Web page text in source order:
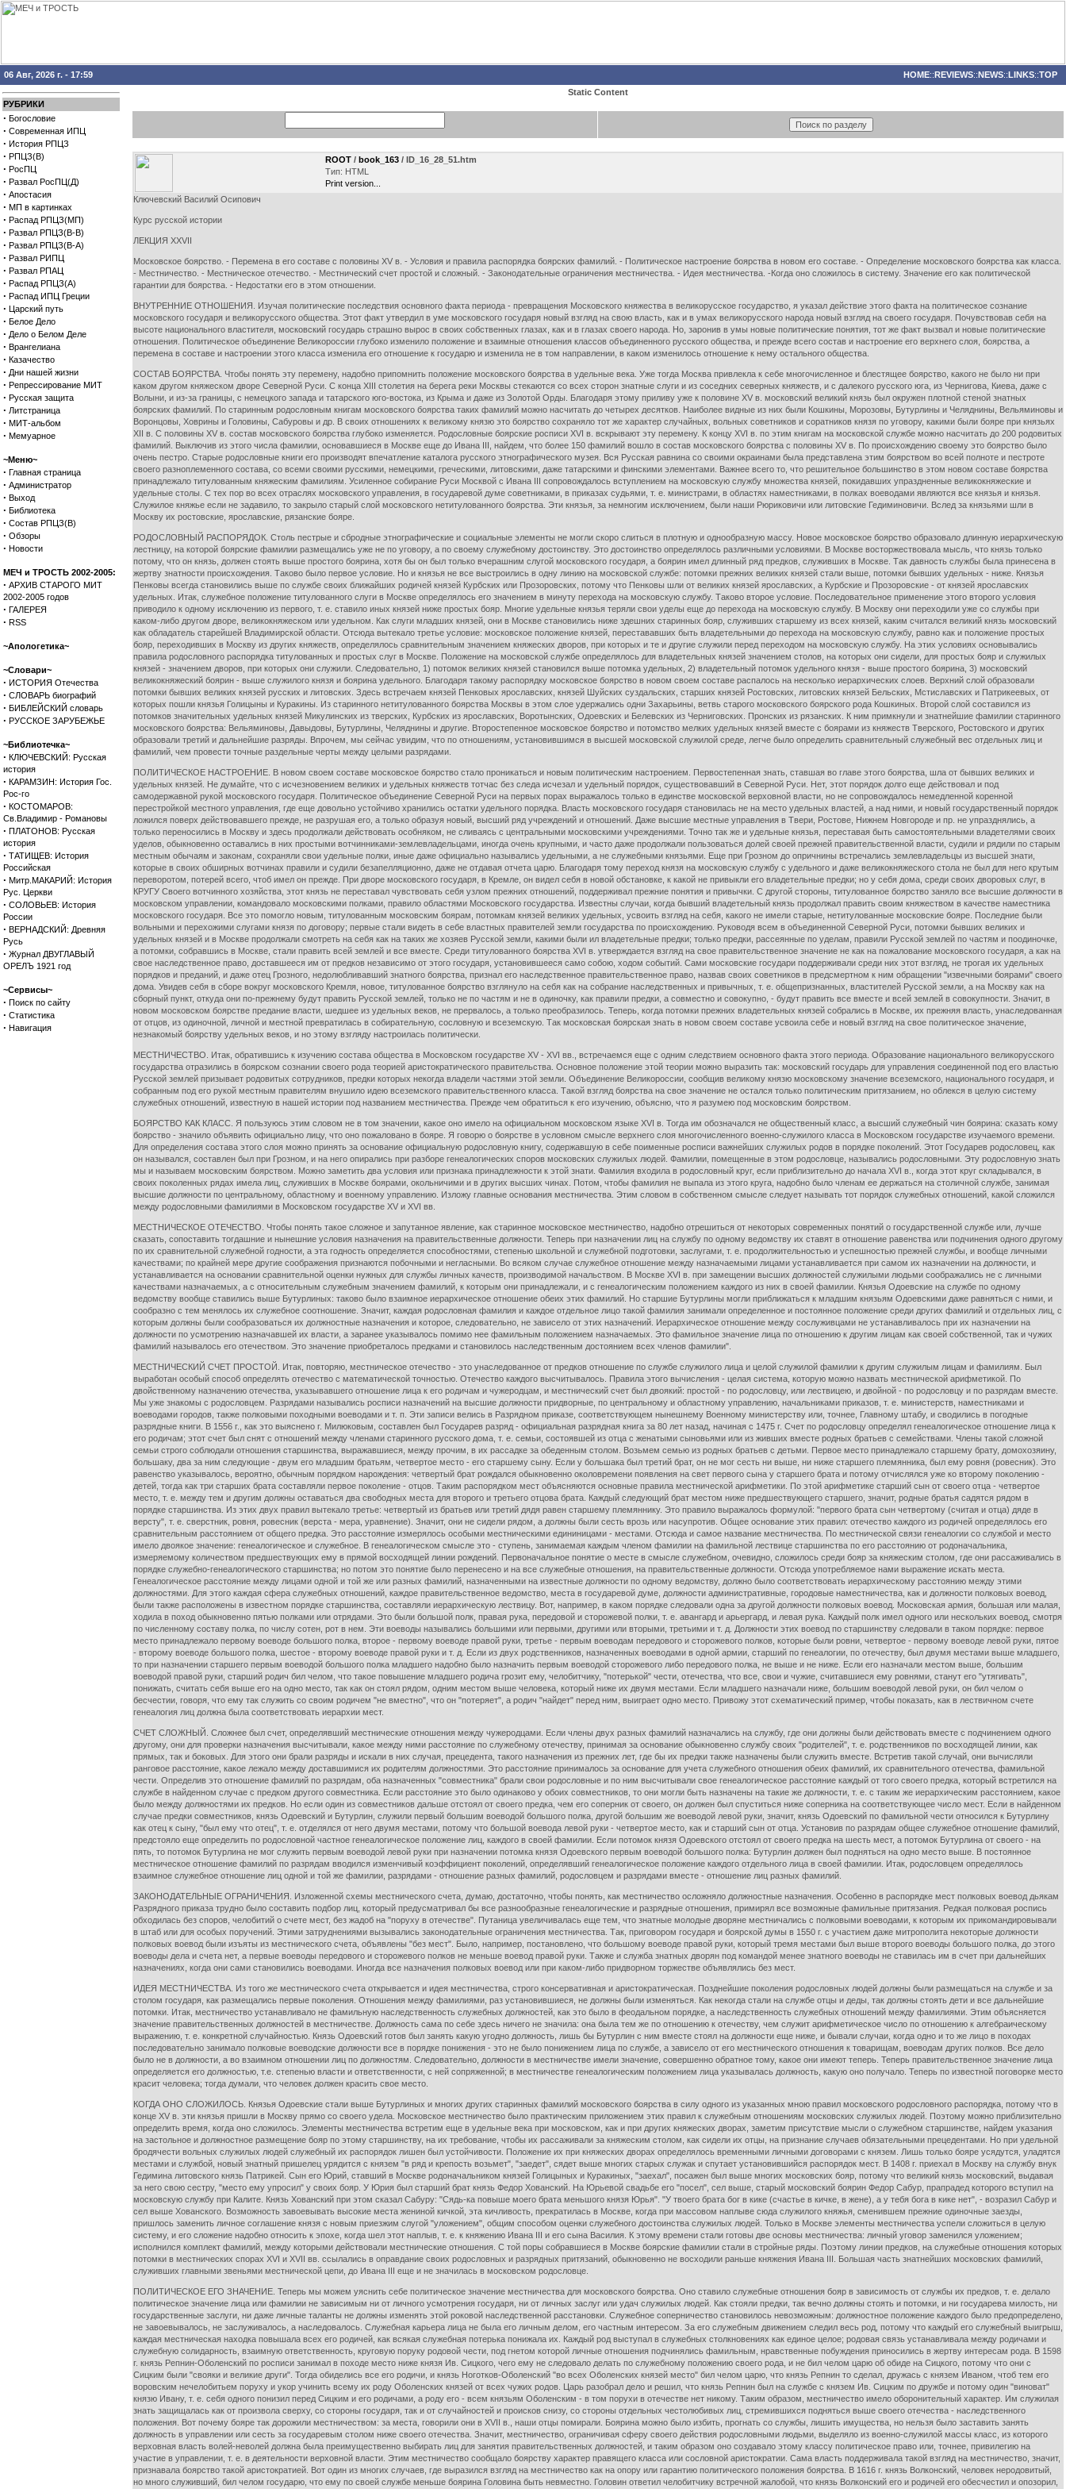
06 Авг, 2026 г. - 17:59 HOME::REVIEWS::NEWS::LINKS::TOP
РУБРИКИ
· Богословие
· Современная ИПЦ
· История РПЦЗ
· РПЦЗ(В)
· РосПЦ
· Развал РосПЦ(Д)
· Апостасия
· МП в картинках
· Распад РПЦЗ(МП)
· Развал РПЦЗ(В-В)
· Развал РПЦЗ(В-А)
· Развал РИПЦ
· Развал РПАЦ
· Распад РПЦЗ(А)
· Распад ИПЦ Греции
· Царский путь
· Белое Дело
· Дело о Белом Деле
· Врангелиана
· Казачество
· Дни нашей жизни
· Репрессирование МИТ
· Русская защита
· Литстраница
· МИТ-альбом
· Мемуарное
~Меню~
· Главная страница
· Администратор
· Выход
· Библиотека
· Состав РПЦЗ(В)
· Обзоры
· Новости
МЕЧ и ТРОСТЬ 2002-2005:
· АРХИВ СТАРОГО МИТ
2002-2005 годов
· ГАЛЕРЕЯ
· RSS
~Апологетика~
~Словари~
· ИСТОРИЯ Отечества
· СЛОВАРЬ биографий
· БИБЛЕЙСКИЙ словарь
· РУССКОЕ ЗАРУБЕЖЬЕ
~Библиотечка~
· КЛЮЧЕВСКИЙ: Русская
история
· КАРАМЗИН: История Гос.
Рос-го
· КОСТОМАРОВ:
Св.Владимир - Романовы
· ПЛАТОНОВ: Русская
история
· ТАТИЩЕВ: История
Российская
· Митр.МАКАРИЙ: История
Рус. Церкви
· СОЛОВЬЕВ: История
России
· ВЕРНАДСКИЙ: Древняя
Русь
· Журнал ДВУГЛАВЫЙ
ОРЕЛЪ 1921 год
~Сервисы~
· Поиск по сайту
· Статистика
· Навигация
Static Content
ROOT / book_163 / ID_16_28_51.htm
Тип: HTML
Print version...
Ключевский Василий Осипович
Курс русской истории
ЛЕКЦИЯ XXVII
Московское боярство. - Перемена в его составе с половины XV в. - Условия и правила распорядка боярских фамилий. - Политическое настроение боярства в новом его составе. - Определение московского боярства как класса.
- Местничество. - Местническое отечество. - Местнический счет простой и сложный. - Законодательные ограничения местничества. - Идея местничества. -Когда оно сложилось в систему. Значение его как политической
гарантии для боярства. - Недостатки его в этом отношении.
ВНУТРЕННИЕ ОТНОШЕНИЯ. Изучая политические последствия основного факта периода - превращения Московского княжества в великорусское государство, я указал действие этого факта на политическое сознание
московского государя и великорусского общества. Этот факт утвердил в уме московского государя новый взгляд на свою власть, как и в умах великорусского народа новый взгляд на своего государя. Почувствовав себя на
высоте национального властителя, московский государь страшно вырос в своих собственных глазах, как и в глазах своего народа. Но, заронив в умы новые политические понятия, тот же факт вызвал и новые политические
отношения. Политическое объединение Великороссии глубоко изменило положение и взаимные отношения классов объединенного русского общества, и прежде всего состав и настроение его верхнего слоя, боярства, а
перемена в составе и настроении этого класса изменила его отношение к государю и изменила не в том направлении, в каком изменилось отношение к нему остального общества.
СОСТАВ БОЯРСТВА. Чтобы понять эту перемену, надобно припомнить положение московского боярства в удельные века. Уже тогда Москва привлекла к себе многочисленное и блестящее боярство, какого не было ни при
каком другом княжеском дворе Северной Руси. С конца XIII столетия на берега реки Москвы стекаются со всех сторон знатные слуги и из соседних северных княжеств, и с далекого русского юга, из Чернигова, Киева, даже с
Волыни, и из-за границы, с немецкого запада и татарского юго-востока, из Крыма и даже из Золотой Орды. Благодаря этому приливу уже к половине XV в. московский великий князь был окружен плотной стеной знатных
боярских фамилий. По старинным родословным книгам московского боярства таких фамилий можно насчитать до четырех десятков. Наиболее видные из них были Кошкины, Морозовы, Бутурлины и Челяднины, Вельяминовы и
Воронцовы, Ховрины и Головины, Сабуровы и др. В своих отношениях к великому князю это боярство сохраняло тот же характер случайных, вольных советников и соратников князя по уговору, какими были бояре при князьях
XII в. С половины XV в. состав московского боярства глубоко изменяется. Родословные боярские росписи XVI в. вскрывают эту перемену. К концу XVI в. по этим книгам на московской службе можно насчитать до 200 родовитых
фамилий. Выключив из этого числа фамилии, основавшиеся в Москве еще до Ивана III, найдем, что более 150 фамилий вошло в состав московского боярства с половины XV в. По происхождению своему это боярство было
очень пестро. Старые родословные книги его производят впечатление каталога русского этнографического музея. Вся Русская равнина со своими окраинами была представлена этим боярством во всей полноте и пестроте
своего разноплеменного состава, со всеми своими русскими, немецкими, греческими, литовскими, даже татарскими и финскими элементами. Важнее всего то, что решительное большинство в этом новом составе боярства
принадлежало титулованным княжеским фамилиям. Усиленное собирание Руси Москвой с Ивана III сопровождалось вступлением на московскую службу множества князей, покидавших упраздненные великокняжеские и
удельные столы. С тех пор во всех отраслях московского управления, в государевой думе советниками, в приказах судьями, т. е. министрами, в областях наместниками, в полках воеводами являются все князья и князья.
Служилое княжье если не задавило, то закрыло старый слой московского нетитулованного боярства. Эти князья, за немногим исключением, были наши Рюриковичи или литовские Гедиминовичи. Вслед за князьями шли в
Москву их ростовские, ярославские, рязанские бояре.
РОДОСЛОВНЫЙ РАСПОРЯДОК. Столь пестрые и сбродные этнографические и социальные элементы не могли скоро слиться в плотную и однообразную массу. Новое московское боярство образовало длинную иерархическую
лестницу, на которой боярские фамилии размещались уже не по уговору, а по своему служебному достоинству. Это достоинство определялось различными условиями. В Москве восторжествовала мысль, что князь только
потому, что он князь, должен стоять выше простого боярина, хотя бы он был только вчерашним слугой московского государя, а боярин имел длинный ряд предков, служивших в Москве. Так давность службы была принесена в
жертву знатности происхождения. Таково было первое условие. Но и князья не все выстроились в одну линию на московской службе: потомки прежних великих князей стали выше, потомки бывших удельных - ниже. Князья
Пенковы всегда становились выше по службе своих ближайших родичей князей Курбских или Прозоровских, потому что Пенковы шли от великих князей ярославских, а Курбские и Прозоровские - от князей ярославских
удельных. Итак, служебное положение титулованного слуги в Москве определялось его значением в минуту перехода на московскую службу. Таково второе условие. Последовательное применение этого второго условия
приводило к одному исключению из первого, т. е. ставило иных князей ниже простых бояр. Многие удельные князья теряли свои уделы еще до перехода на московскую службу. В Москву они переходили уже со службы при
каком-либо другом дворе, великокняжеском или удельном. Как слуги младших князей, они в Москве становились ниже здешних старинных бояр, служивших старшему из всех князей, каким считался великий князь московский
как обладатель старейшей Владимирской области. Отсюда вытекало третье условие: московское положение князей, перестававших быть владетельными до перехода на московскую службу, равно как и положение простых
бояр, переходивших в Москву из других княжеств, определялось сравнительным значением княжеских дворов, при которых и те и другие служили перед переходом на московскую службу. На этих условиях основывались
правила родословного распорядка титулованных и простых слуг в Москве. Положение на московской службе определялось для владетельных князей значением столов, на которых они сидели, для простых бояр и служилых
князей - значением дворов, при которых они служили. Следовательно, 1) потомок великих князей становился выше потомка удельных, 2) владетельный потомок удельного князя - выше простого боярина, 3) московский
великокняжеский боярин - выше служилого князя и боярина удельного. Благодаря такому распорядку московское боярство в новом своем составе распалось на несколько иерархических слоев. Верхний слой образовали
потомки бывших великих князей русских и литовских. Здесь встречаем князей Пенковых ярославских, князей Шуйских суздальских, старших князей Ростовских, литовских князей Бельских, Мстиславских и Патрикеевых, от
которых пошли князья Голицыны и Куракины. Из старинного нетитулованного боярства Москвы в этом слое удержались одни Захарьины, ветвь старого московского боярского рода Кошкиных. Второй слой составился из
потомков значительных удельных князей Микулинских из тверских, Курбских из ярославских, Воротынских, Одоевских и Белевских из Черниговских. Пронских из рязанских. К ним примкнули и знатнейшие фамилии старинного
московского боярства: Вельяминовы, Давыдовы, Бутурлины, Челяднины и другие. Второстепенное московское боярство и потомство мелких удельных князей вместе с боярами из княжеств Тверского, Ростовского и других
образовали третий и дальнейшие разряды. Впрочем, мы сейчас увидим, что по отношениям, установившимся в высшей московской служилой среде, легче было определить сравнительный служебный вес отдельных лиц и
фамилий, чем провести точные раздельные черты между целыми разрядами.
ПОЛИТИЧЕСКОЕ НАСТРОЕНИЕ. В новом своем составе московское боярство стало проникаться и новым политическим настроением. Первостепенная знать, ставшая во главе этого боярства, шла от бывших великих и
удельных князей. Не думайте, что с исчезновением великих и удельных княжеств тотчас без следа исчезал и удельный порядок, существовавший в Северной Руси. Нет, этот порядок долго еще действовал и под
самодержавной рукой московского государя. Политическое объединение Северной Руси на первых порах выражалось только в единстве московской верховной власти, но не сопровождалось немедленной коренной
перестройкой местного управления, где еще довольно устойчиво хранились остатки удельного порядка. Власть московского государя становилась не на место удельных властей, а над ними, и новый государственный порядок
ложился поверх действовавшего прежде, не разрушая его, а только образуя новый, высший ряд учреждений и отношений. Даже высшие местные управления в Твери, Ростове, Нижнем Новгороде и пр. не упразднялись, а
только переносились в Москву и здесь продолжали действовать особняком, не сливаясь с центральными московскими учреждениями. Точно так же и удельные князья, переставая быть самостоятельными владетелями своих
уделов, обыкновенно оставались в них простыми вотчинниками-землевладельцами, иногда очень крупными, и часто даже продолжали пользоваться долей своей прежней правительственной власти, судили и рядили по старым
местным обычаям и законам, сохраняли свои удельные полки, иные даже официально назывались удельными, а не служебными князьями. Еще при Грозном до опричнины встречались землевладельцы из высшей знати,
которые в своих обширных вотчинах правили и судили безапелляционно, даже не отдавая отчета царю. Благодаря тому переход князя на московскую службу с удельного и даже великокняжеского стола не был для него крутым
переворотом, потерей всего, чтоб имел он прежде. При дворе московского государя, в Кремле, он видел себя в новой обстановке, к какой не привыкли его владетельные предки; но у себя дома, среди своих дворовых слуг, в
КРУГУ Своего вотчинного хозяйства, этот князь не переставал чувствовать себя узлом прежних отношений, поддерживал прежние понятия и привычки. С другой стороны, титулованное боярство заняло все высшие должности в
московском управлении, командовало московскими полками, правило областями Московского государства. Известны случаи, когда бывший владетельный князь продолжал править своим княжеством в качестве наместника
московского государя. Все это помогло новым, титулованным московским боярам, потомкам князей великих удельных, усвоить взгляд на себя, какого не имели старые, нетитулованные московские бояре. Последние были
вольными и перехожими слугами князя по договору; первые стали видеть в себе властных правителей земли государства по происхождению. Руководя всем в объединенной Северной Руси, потомки бывших великих и
удельных князей и в Москве продолжали смотреть на себя как на таких же хозяев Русской земли, какими были ил владетельные предки; только предки, рассеянные по уделам, правили Русской землей по частям и поодиночке,
а потомки, собравшись в Москве, стали править всей землей и все вместе. Среди титулованного боярства XVI в. утверждается взгляд на свое правительственное значение не как на пожалование московского государя, а как на
свое наследственное право, доставшееся им от предков независимо от этого государя, установившееся само собою, ходом событий. Сами московские государи поддерживали среди них этот взгляд, не трогая их удельных
порядков и преданий, и даже отец Грозного, недолюбливавший знатного боярства, признал его наследственное правительственное право, назвав своих советников в предсмертном к ним обращении "извечными боярами" своего
дома. Увидев себя в сборе вокруг московского Кремля, новое, титулованное боярство взглянуло на себя как на собрание наследственных и привычных, т. е. общепризнанных, властителей Русской земли, а на Москву как на
сборный пункт, откуда они по-прежнему будут править Русской землей, только не по частям и не в одиночку, как правили предки, а совместно и совокупно, - будут править все вместе и всей землей в совокупности. Значит, в
новом московском боярстве предание власти, шедшее из удельных веков, не прервалось, а только преобразилось. Теперь, когда потомки прежних владетельных князей собрались в Москве, их прежняя власть, унаследованная
от отцов, из одиночной, личной и местной превратилась в собирательную, сословную и всеземскую. Так московская боярская знать в новом своем составе усвоила себе и новый взгляд на свое политическое значение,
незнакомый боярству удельных веков, и но этому взгляду настроилась политически.
МЕСТНИЧЕСТВО. Итак, обратившись к изучению состава общества в Московском государстве XV - XVI вв., встречаемся еще с одним следствием основного факта этого периода. Образование национального великорусского
государства отразились в боярском сознании своего рода теорией аристократического правительства. Основное положение этой теории можно выразить так: московский государь для управления соединенной под его властью
Русской землей призывает родовитых сотрудников, предки которых некогда владели частями этой земли. Объединение Великороссии, сообщив великому князю московскому значение всеземского, национального государя, и
собранным под его рукой местным правителям внушило идею всеземского правительственного класса. Такой взгляд боярства на свое значение не остался только политическим притязанием, но облекся в целую систему
служебных отношений, известную в нашей истории под названием местничества. Прежде чем обратиться к его изучению, объясню, что я разумею под московским боярством.
БОЯРСТВО КАК КЛАСС. Я пользуюсь этим словом не в том значении, какое оно имело на официальном московском языке XVI в. Тогда им обозначался не общественный класс, а высший служебный чин боярина: сказать кому
боярство - значило объявить официально лицу, что оно пожаловано в бояре. Я говорю о боярстве в условном смысле верхнего слоя многочисленного военно-служилого класса в Московском государстве изучаемого времени.
Для определения состава этого слоя можно принять за основание официальную родословную книгу, содержавшую в себе поименные росписи важнейших служилых родов в порядке поколений. Этот Государев родословец, как
он назывался, составлен был при Грозном, и на него опирались при разборе генеалогических споров московских служилых людей. Фамилии, помещенные в этом родословце, назывались родословными. Эту родословную знать
мы и называем московским боярством. Можно заметить два условия или признака принадлежности к этой знати. Фамилия входила в родословный круг, если приблизительно до начала XVI в., когда этот круг складывался, в
своих поколенных рядах имела лиц, служивших в Москве боярами, окольничими и в других высших чинах. Потом, чтобы фамилия не выпала из этого круга, надобно было членам ее держаться на столичной службе, занимая
высшие должности по центральному, областному и военному управлению. Изложу главные основания местничества. Этим словом в собственном смысле следует называть тот порядок служебных отношений, какой сложился
между родословными фамилиями в Московском государстве XV и XVI вв.
МЕСТНИЧЕСКОЕ ОТЕЧЕСТВО. Чтобы понять такое сложное и запутанное явление, как старинное московское местничество, надобно отрешиться от некоторых современных понятий о государственной службе или, лучше
сказать, сопоставить тогдашние и нынешние условия назначения на правительственные должности. Теперь при назначении лиц на службу по одному ведомству их ставят в отношение равенства или подчинения одного другому
по их сравнительной служебной годности, а эта годность определяется способностями, степенью школьной и служебной подготовки, заслугами, т. е. продолжительностью и успешностью прежней службы, и вообще личными
качествами; по крайней мере другие соображения признаются побочными и негласными. Во всяком случае служебное отношение между назначаемыми лицами устанавливается при самом их назначении на должности, и
устанавливается на основании сравнительной оценки нужных для службы личных качеств, производимой начальством. В Москве XVI в. при замещении высших должностей служилыми людьми соображались не с личными
качествами назначаемых, а с относительным служебным значением фамилий, к которым они принадлежали, и с генеалогическим положением каждого из них в своей фамилии. Князья Одоевские на службе по одному
ведомству вообще ставились выше Бутурлиных: таково было взаимное иерархическое отношение обеих этих фамилий. Но старшие Бутурлины могли приближаться к младшим князьям Одоевскими даже равняться с ними, и
сообразно с тем менялось их служебное соотношение. Значит, каждая родословная фамилия и каждое отдельное лицо такой фамилия занимали определенное и постоянное положение среди других фамилий и отдельных лиц, с
которым должны были сообразоваться их должностные назначения и которое, следовательно, не зависело от этих назначений. Иерархическое отношение между сослуживцами не устанавливалось при их назначении на
должности по усмотрению назначавшей их власти, а заранее указывалось помимо нее фамильным положением назначаемых. Это фамильное значение лица по отношению к другим лицам как своей собственной, так и чужих
фамилий называлось его отечеством. Это значение приобреталось предками и становилось наследственным достоянием всех членов фамилии".
МЕСТНИЧЕСКИЙ СЧЕТ ПРОСТОЙ. Итак, повторяю, местническое отечество - это унаследованное от предков отношение по службе служилого лица и целой служилой фамилии к другим служилым лицам и фамилиям. Был
выработан особый способ определять отечество с математической точностью. Отечество каждого высчитывалось. Правила этого вычисления - целая система, которую можно назвать местнической арифметикой. По
двойственному назначению отечества, указывавшего отношение лица к его родичам и чужеродцам, и местнический счет был двоякий: простой - по родословцу, или лествицею, и двойной - по родословцу и по разрядам вместе.
Мы уже знакомы с родословцем. Разрядами назывались росписи назначений на высшие должности придворные, по центральному и областному управлению, начальниками приказов, т. е. министерств, наместниками и
воеводами городов, также полковыми походными воеводами и т. п. Эти записи велись в Разрядном приказе, соответствующем нынешнему Военному министерству или, точнее, Главному штабу, и сводились в погодные
разрядные книги. В 1556 г., как это выяснено г. Милюковым, составлен был Государев разряд - официальная разрядная книга за 80 лет назад, начиная с 1475 г. Счет по родословцу определял генеалогическое отношение лица к
его родичам; этот счет был снят с отношений между членами старинного русского дома, т. е. семьи, состоявшей из отца с женатыми сыновьями или из живших вместе родных братьев с семействами. Члены такой сложной
семьи строго соблюдали отношения старшинства, выражавшиеся, между прочим, в их рассадке за обеденным столом. Возьмем семью из родных братьев с детьми. Первое место принадлежало старшему брату, домохозяину,
большаку, два за ним следующие - двум его младшим братьям, четвертое место - его старшему сыну. Если у большака был третий брат, он не мог сесть ни выше, ни ниже старшего племянника, был ему ровня (ровесник). Это
равенство указывалось, вероятно, обычным порядком нарождения: четвертый брат рождался обыкновенно околовремени появления на свет первого сына у старшего брата и потому отчислялся уже ко второму поколению -
детей, тогда как три старших брата составляли первое поколение - отцов. Таким распорядком мест объясняются основные правила местнической арифметики. По этой арифметике старший сын от своего отца - четвертое
место, т. е. между тем и другим должны оставаться два свободных места для второго и третьего отцова брата. Каждый следующий брат местом ниже предшествующего старшего, значит, родные братья садятся рядом в
порядке старшинства. Из этих двух правил вытекало третье: четвертый из братьев или третий дядя равен старшему племяннику. Это правило выражалось формулой: "первого брата сын четвертому (считая и отца) дяде в
версту", т. е. сверстник, ровня, ровесник (верста - мера, уравнение). Значит, они не сидели рядом, а должны были сесть врозь или насупротив. Общее основание этих правил: отечество каждого из родичей определялось его
сравнительным расстоянием от общего предка. Это расстояние измерялось особыми местническими едининицами - местами. Отсюда и самое название местничества. По местнической связи генеалогии со службой и место
имело двоякое значение: генеалогическое и служебное. В генеалогическом смысле это - ступень, занимаемая каждым членом фамилии на фамильной лествице старшинства по его расстоянию от родоначальника,
измеряемому количеством предшествующих ему в прямой восходящей линии рождений. Первоначальное понятие о месте в смысле служебном, очевидно, сложилось среди бояр за княжеским столом, где они рассаживались в
порядке служебно-генеалогического старшинства; но потом это понятие было перенесено и на все служебные отношения, на правительственные должности. Отсюда употребляемое нами выражение искать места.
Генеалогическое расстояние между лицами одной и той же или разных фамилий, назначенными на известные должности по одному ведомству, должно было соответствовать иерархическому расстоянию между этими
должностями. Для этого каждая сфера служебных отношений, каждое правительственное ведомство, места в государевой думе, должности административные, городовые наместничества, как и должности полковых воевод,
были также расположены в известном порядке старшинства, составляли иерархическую лествицу. Вот, например, в каком порядке следовали одна за другой должности полковых воевод. Московская армия, большая или малая,
ходила в поход обыкновенно пятью полками или отрядами. Это были большой полк, правая рука, передовой и сторожевой полки, т. е. авангард и арьергард, и левая рука. Каждый полк имел одного или нескольких воевод, смотря
по численному составу полка, по числу сотен, рот в нем. Эти воеводы назывались большими или первыми, другими или вторыми, третьими и т. д. Должности этих воевод по старшинству следовали в таком порядке: первое
место принадлежало первому воеводе большого полка, второе - первому воеводе правой руки, третье - первым воеводам передового и сторожевого полков, которые были ровни, четвертое - первому воеводе левой руки, пятое
- второму воеводе большого полка, шестое - второму воеводе правой руки и т. д. Если из двух родственников, назначенных воеводами в одной армии, старший по генеалогии, по отечеству, был двумя местами выше младшего,
то при назначении старшего первым воеводой большого полка младшего надобно было назначить первым воеводой сторожевого либо передового полка, не выше и не ниже. Если его назначали местом выше, большим
воеводой правой руки, старший родич бил челом, что такое повышение младшего родича грозит ему, челобитчику, "потерькой" чести, отечества, что все, свои и чужие, считавшиеся ему ровнями, станут его "утягивать",
понижать, считать себя выше его на одно место, так как он стоял рядом, одним местом выше человека, который ниже их двумя местами. Если младшего назначали ниже, большим воеводой левой руки, он бил челом о
бесчестии, говоря, что ему так служить со своим родичем "не вместно", что он "потеряет", а родич "найдет" перед ним, выиграет одно место. Привожу этот схематический пример, чтобы показать, как в лествичном счете
генеалогия лиц должна была соответствовать иерархии мест.
СЧЕТ СЛОЖНЫЙ. Сложнее был счет, определявший местнические отношения между чужеродцами. Если члены двух разных фамилий назначались на службу, где они должны были действовать вместе с подчинением одного
другому, они для проверки назначения высчитывали, какое между ними расстояние по служебному отечеству, принимая за основание обыкновенно службу своих "родителей", т. е. родственников по восходящей линии, как
прямых, так и боковых. Для этого они брали разряды и искали в них случая, прецедента, такого назначения из прежних лет, где бы их предки также назначены были служить вместе. Встретив такой случай, они вычисляли
ранговое расстояние, какое лежало между доставшимися их родителям должностями. Это расстояние принималось за основание для учета служебного отношения обеих фамилий, их сравнительного отечества, фамильной
чести. Определив это отношение фамилий по разрядам, оба назначенных "совместника" брали свои родословные и по ним высчитывали свое генеалогическое расстояние каждый от того своего предка, который встретился на
службе в найденном случае с предком другого совместника. Если расстояние это было одинаково у обоих совместников, то они могли быть назначены на такие же должности, т. е. с таким же иерархическим расстоянием, какое
было между должностями их предков. Но если один из совместников дальше отстоял от своего предка, чем его соперник от своего, он должен был спуститься ниже соперника на соответствующее число мест. Если в найденном
случае предки совместников, князь Одоевский и Бутурлин, служили первый большим воеводой большого полка, другой большим же воеводой левой руки, значит, князь Одоевский по фамильной чести относился к Бутурлину
как отец к сыну, "был ему что отец", т. е. отделялся от него двумя местами, потому что большой воевода левой руки - четвертое место, как и старший сын от отца. Установив по разрядам общее служебное отношение фамилий,
предстояло еще определить по родословной частное генеалогическое положение лиц, каждого в своей фамилии. Если потомок князя Одоевского отстоял от своего предка на шесть мест, а потомок Бутурлина от своего - на
пять, то потомок Бутурлина не мог служить первым воеводой левой руки при назначении потомка князя Одоевского первым воеводой большого полка: Бутурлин должен был подняться на одно место выше. В постоянное
местническое отношение фамилий по разрядам вводился изменчивый коэффициент поколений, определявший генеалогическое положение каждого отдельного лица в своей фамилии. Итак, родословцем определялось
взаимное служебное отношение лиц одной и той же фамилии, разрядами - отношение разных фамилий, родословцем и разрядами вместе - отношение лиц разных фамилий.
ЗАКОНОДАТЕЛЬНЫЕ ОГРАНИЧЕНИЯ. Изложенной схемы местнического счета, думаю, достаточно, чтобы понять, как местничество осложняло должностные назначения. Особенно в распорядке мест полковых воевод дьякам
Разрядного приказа трудно было составить подбор лиц, который предусматривал бы все разнообразные генеалогические и разрядные отношения, примирял все возможные фамильные притязания. Редкая полковая роспись
обходилась без споров, челобитий о счете мест, без жадоб на "поруху в отечестве". Путаница увеличивалась еще тем, что знатные молодые дворяне местничались с полковыми воеводами, к которым их прикомандировывали
в штаб или для особых поручений. Этими затруднениями вызывались законодательные ограничения местничества. Так, приговором государя и боярской думы в 1550 г. с участием даже митрополита некоторые должности
полковых воевод были изъяты из местнического счета, объявлены "без мест". Было, например, постановлено, что большому воеводе правой руки, который тремя местами был выше второго воеводы большого полка, до этого
воеводы дела и счета нет, а первые воеводы передового и сторожевого полков не меньше воевод правой руки. Также и служба знатных дворян под командой менее знатного воеводы не ставилась им в счет при дальнейших
назначениях, когда они сами становились воеводами. Иногда все назначения полковых воевод или при каком-либо придворном торжестве объявлялись без мест.
ИДЕЯ МЕСТНИЧЕСТВА. Из того же местнического счета открывается и идея местничества, строго консервативная и аристократическая. Позднейшие поколения родословных людей должны были размещаться на службе и за
столом государя, как размещались первые поколения. Отношения между фамилиями, раз установившиеся, не должны были изменяться. Как некогда стали на службе отцы и деды, так должны стоять дети и все дальнейшие
потомки. Итак, местничество устанавливало не фамильную наследственность служебных должностей, как это было в феодальном порядке, а наследственность служебных отношений между фамилиями. Этим объясняется
значение правительственных должностей в местничестве. Должность сама по себе здесь ничего не значила: она была тем же по отношению к отечеству, чем служит арифметическое число по отношению к алгебраическому
выражению, т. е. конкретной случайностью. Князь Одоевский готов был занять какую угодно должность, лишь бы Бутурлин с ним вместе стоял на должности еще ниже, и бывали случаи, когда одно и то же лицо в походах
последовательно занимало полковые воеводские должности все в порядке понижения - это не было понижением лица по службе, а зависело от его местнического отношения к товарищам, воеводам других полков. Все дело
было не в должности, а во взаимном отношении лиц по должностям. Следовательно, должности в местничестве имели значение, совершенно обратное тому, какое они имеют теперь. Теперь правительственное значение лица
определяется его должностью, т.е. степенью власти и ответственности, с ней сопряженной; в местничестве генеалогическим положением лица указывалась должность, какую оно получало. Теперь по известной поговорке место
красит человека; тогда думали, что человек должен красить свое место.
КОГДА ОНО СЛОЖИЛОСЬ. Князья Одоевские стали выше Бутурлиных и многих других старинных фамилий московского боярства в силу одного из указанных мною правил московского родословного распорядка, потому что в
конце XV в. эти князья пришли в Москву прямо со своего удела. Московское местничество было практическим приложением этих правил к служебным отношениям московских служилых людей. Поэтому можно приблизительно
определить время, когда оно сложилось. Элементы местничества встретим еще в удельные века при московском, как и при других княжеских дворах, заметим присутствие мысли о служебном старшинстве, найдем указания
на застольное и должностное размещение бояр по этому старшинству, на их требование, чтобы их рассаживали за княжеским столом, как сидели их отцы, на признание случаев обязательными прецедентами. Но при удельной
бродячести вольных служилых людей служебный их распорядок лишен был устойчивости. Положение их при княжеских дворах определялось временными личными договорами с князем. Лишь только бояре усядутся, уладятся
местами и службой, новый знатный пришелец урядится с князем "в ряд и крепость возьмет", "заедет", сядет выше многих старых служак и спутает установившийся распорядок мест. В 1408 г. приехал в Москву на службу внук
Гедимина литовского князь Патрикей. Сын его Юрий, ставший в Москве родоначальником князей Голицыных и Куракиных, "заехал", посажен был выше многих московских бояр, потому что великий князь московский, выдавая
за него свою сестру, "место ему упросил" у своих бояр. У Юрия был старший брат князь Федор Хованский. На Юрьевой свадьбе его "посел", сел выше, старый московский боярин Федор Сабур, прапрадед которого вступил на
московскую службу при Калите. Князь Хованский при этом сказал Сабуру: "Сядь-ка повыше моего брата меньшого князя Юрья". "У твоего брата бог в кике (счастье в кичке, в жене), а у тебя бога в кике нет", - возразил Сабур и
сел выше Хованского. Возможность завоевывать высокие места жениной кичкой, эта кичливость, прекратилась в Москве, когда при массовом наплыве сюда служилого княжья, сменившем прежние одиночные заезды,
пришлось заменить личное соглашение князя с новым приезжим слугой "уложением", общим способом оценки служебного достоинства служилых людей. Только в Москве элементы местничества успели сложиться в целую
систему, и его сложение надобно относить к эпохе, когда шел этот наплыв, т. е. к княжению Ивана III и его сына Василия. К этому времени стали готовы две основы местничества: личный уговор заменился уложением;
исполнился комплект фамилий, между которыми действовали местнические отношения. С той поры собравшиеся в Москве боярские фамилии стали в стройные ряды. Поэтому линии предков, на служебные отношения которых
потомки в местнических спорах XVI и XVII вв. ссылались в оправдание своих родословных и разрядных притязаний, обыкновенно не восходили раньше княжения Ивана III. Большая часть знатнейших московских фамилий,
служивших главными звеньями местнической цепи, до Ивана III еще и не значилась в московском родословце.
ПОЛИТИЧЕСКОЕ ЕГО ЗНАЧЕНИЕ. Теперь мы можем уяснить себе политическое значение местничества для московского боярства. Оно ставило служебные отношения бояр в зависимость от службы их предков, т. е. делало
политическое значение лица или фамилии не зависимым ни от личного усмотрения государя, ни от личных заслуг или удач служилых людей. Как стояли предки, так вечно должны стоять и потомки, и ни государева милость, ни
государственные заслуги, ни даже личные таланты не должны изменять этой роковой наследственной расстановки. Служебное соперничество становилось невозможным: должностное положение каждого было предопределено,
не завоевывалось, не заслуживалось, а наследовалось. Служебная карьера лица не была его личным делом, его частным интересом. За его служебным движением следил весь род, потому что каждый его служебный выигрыш,
каждая местническая находка повышала всех его родичей, как всякая служебная потерька понижала их. Каждый род выступал в служебных столкновениях как единое целое; родовая связь устанавливала между родичами и
служебную солидарность, взаимную ответственность, круговую поруку родовой чести, под гнетом которой личные отношения подчинялись фамильным, нравственные побуждения приносились в жертву интересам рода. В 1598
г. князь Репнин-Оболенский по росписи занимал в походе место ниже князя Ив. Сицкого, чего ему не следовало делать по служебному положению своего рода, и не бил челом царю об обиде на Сицкого, потому что они с
Сицким были "свояки и великие други". Тогда обиделись все его родичи, и князь Ноготков-Оболенский "во всех Оболенских князей место" бил челом царю, что князь Репнин то сделал, дружась с князем Иваном, чтоб тем его
воровским нечелобитьем поруху и укор учинить всему их роду Оболенских князей от всех чужих родов. Царь разобрал дело и решил, что князь Репнин был на службе с князем Ив. Сицким по дружбе и потому один "виноват"
князю Ивану, т. е. себя одного понизил перед Сицким и его родичами, а роду его - всем князьям Оболенским - в том порухи в отечестве нет никому. Таким образом, местничество имело оборонительный характер. Им служилая
знать защищалась как от произвола сверху, со стороны государя, так и от случайностей и происков снизу, со стороны отдельных честолюбивых лиц, стремившихся подняться выше своего отечества - наследственного
положения. Вот почему бояре так дорожили местничеством: за места, говорили они в XVII в., наши отцы помирали. Боярина можно было избить, прогнать со службы, лишить имущества, но нельзя было заставить занять
должность в управлении или сесть за государевым столом ниже своего отечества. Значит, местничество, ограничивая сферу своего действия родословными людьми, выделяло из военно-служилой массы класс, из которого
верховная власть волей-неволей должна была преимущественно выбирать лиц для занятия правительственных должностей, и таким образом оно создавало этому классу политическое право или, точнее, привилегию на
участие в управлении, т. е. в деятельности верховной власти. Этим местничество сообщало боярству характер правящего класса или сословной аристократии. Сама власть поддерживала такой взгляд на местничество, значит,
признавала боярство такой аристократией. Вот один из многих случаев, где выразился взгляд на местничество как на опору или гарантию политического положения боярства. В 1616 г. князь Волконский, человек неродовитый,
но много служивший, бил челом государю, что ему по своей службе меньше боярина Головина быть невместно. Головин ответил челобитчику встречной жалобой, что князь Волконский его и родичей его обесчестил и опозорил,